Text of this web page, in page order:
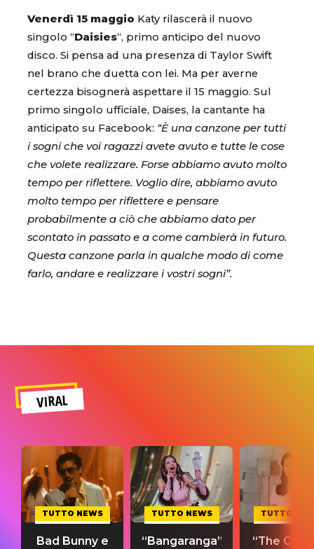
Venerdì 15 maggio Katy rilascerà il nuovo
singolo “Daisies“, primo anticipo del nuovo
disco. Si pensa ad una presenza di Taylor Swift
nel brano che duetta con lei. Ma per averne
certezza bisognerà aspettare il 15 maggio. Sul
primo singolo ufficiale, Daises, la cantante ha
anticipato su Facebook: “È una canzone per tutti
i sogni che voi ragazzi avete avuto e tutte le cose
che volete realizzare. Forse abbiamo avuto molto
tempo per riflettere. Voglio dire, abbiamo avuto
molto tempo per riflettere e pensare
probabilmente a ciò che abbiamo dato per
scontato in passato e a come cambierà in futuro.
Questa canzone parla in qualche modo di come
farlo, andare e realizzare i vostri sogni”.
VIRAL
TUTTO NEWS
Bad Bunny e
TUTTO NEWS
“Bangaranga”
TUTTO
“The